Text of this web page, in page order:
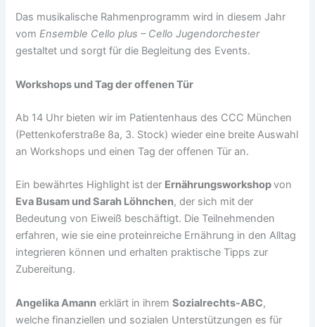
Das musikalische Rahmenprogramm wird in diesem Jahr
vomEnsemble Cello plus – Cello Jugendorchester
gestaltet und sorgt für die Begleitung des Events.
Workshops und Tag der offenen Tür
Ab 14 Uhr bieten wir im Patientenhaus des CCC München
(Pettenkoferstraße 8a, 3. Stock) wieder eine breite Auswahl
an Workshops und einen Tag der offenen Tür an.
Ein bewährtes Highlight ist der Ernährungsworkshopvon
Eva Busam und Sarah Löhnchen, der sich mit der
Bedeutung von Eiweiß beschäftigt. Die Teilnehmenden
erfahren, wie sie eine proteinreiche Ernährung in den Alltag
integrieren können und erhalten praktische Tipps zur
Zubereitung.
Angelika Amann erklärt in ihremSozialrechts-ABC,
welche finanziellen und sozialen Unterstützungen es für